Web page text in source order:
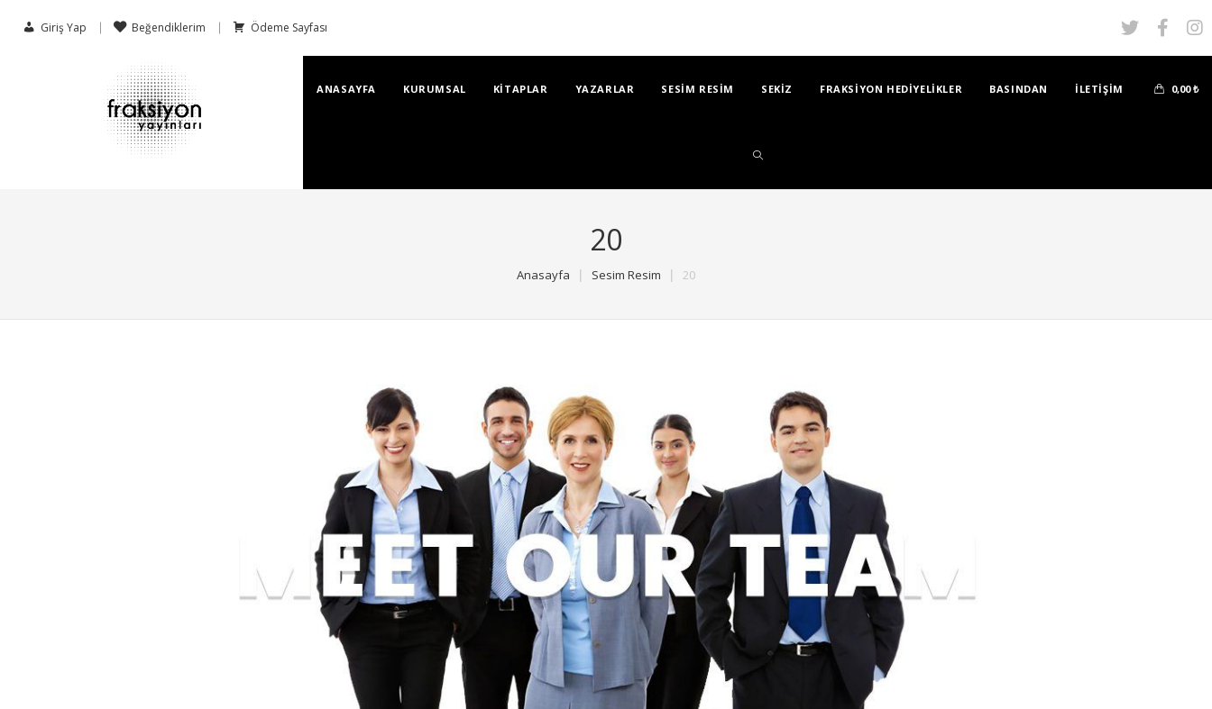
Giriş Yap Beğendiklerim Ödeme Sayfası
ANASAYFA KURUMSAL KİTAPLAR YAZARLAR SESİM RESİM SEKİZ FRAKSİYON HEDİYELİKLER BASINDAN İLETİŞİM 0,00₺
20
Anasayfa Sesim Resim 20